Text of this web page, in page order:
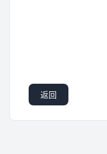
返回